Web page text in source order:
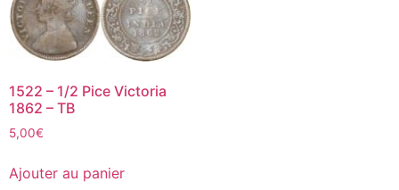
1522 – 1/2 Pice Victoria
1862 – TB
5,00€
Ajouter au panier